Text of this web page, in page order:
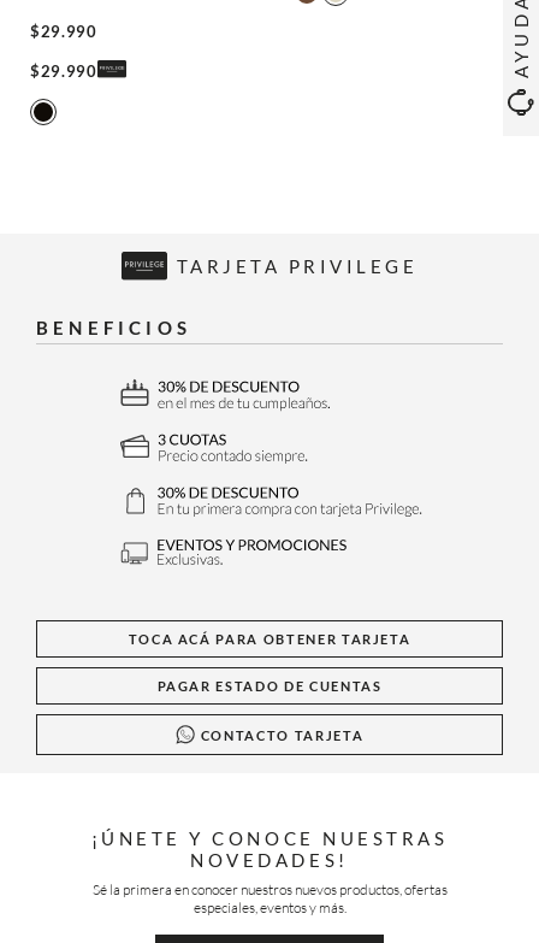
AYUDA
$29.990
$29.990
TARJETA PRIVILEGE
BENEFICIOS
TOCA ACÁ PARA OBTENER TARJETA
PAGAR ESTADO DE CUENTAS
CONTACTO TARJETA
¡ÚNETE Y CONOCE NUESTRAS
NOVEDADES!
Sé la primera en conocer nuestros nuevos productos, ofertas
especiales, eventos y más.